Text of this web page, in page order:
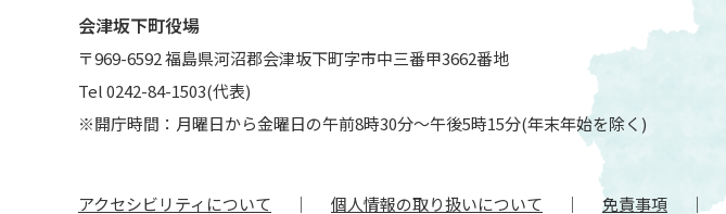
アクセシビリティについて 個人情報の取り扱いについて 免責事項
会津坂下町役場
〒969-6592 福島県河沼郡会津坂下町字市中三番甲3662番地
Tel 0242-84-1503(代表)
※開庁時間：月曜日から金曜日の午前8時30分～午後5時15分(年末年始を除く)